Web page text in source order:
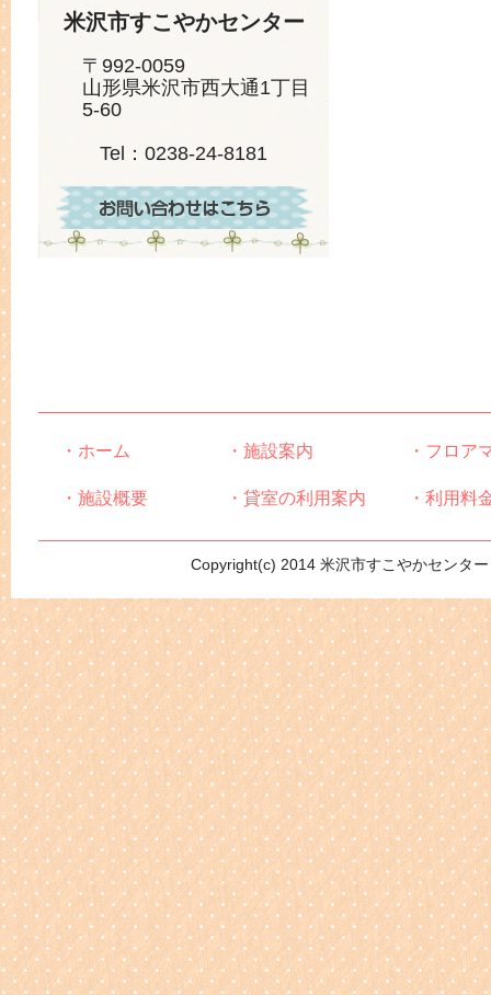
米沢市すこやかセンター
〒992-0059
山形県米沢市西大通1丁目
5-60
Tel：0238-24-8181
・ホーム
・施設概要
・施設案内
・貸室の利用案内
・フロア
・利用料
Copyright(c) 2014 米沢市すこやかセンタ